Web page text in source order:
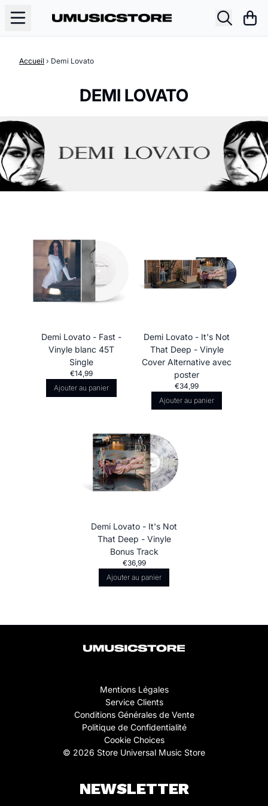
Accueil › Demi Lovato
DEMI LOVATO
Demi Lovato - Fast -
Vinyle blanc 45T
Single
€14,99
Ajouter au panier
Demi Lovato - It's Not
That Deep - Vinyle
Cover Alternative avec
poster
€34,99
Ajouter au panier
Demi Lovato - It's Not
That Deep - Vinyle
Bonus Track
€36,99
Ajouter au panier
Mentions Légales
Service Clients
Conditions Générales de Vente
Politique de Confidentialité
Cookie Choices
© 2026 Store Universal Music Store